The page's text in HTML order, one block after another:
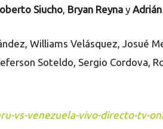
Siucho, Bryan Reyna y
Williams Velásquez, Josué
Soteldo, Sergio Cordova,
vs-venezuela-vivo-directo-tv-